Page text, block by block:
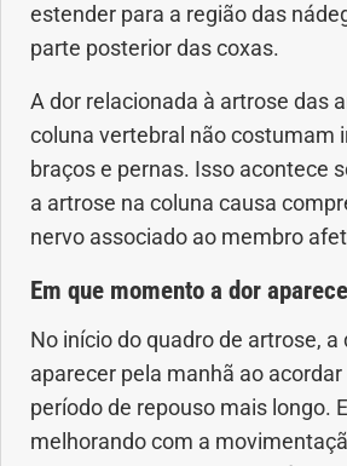
Saúde dos ouvidos
Síndrome de Down
SUS
Urgências
estender para a região das
parte posterior das coxas.
A dor relacionada à artrose das
coluna vertebral não costumam
braços e pernas. Isso acontece
a artrose na coluna causa
nervo associado ao membro
Em que momento a dor
No início do quadro de artrose,
aparecer pela manhã ao
período de repouso mais longo.
melhorando com a